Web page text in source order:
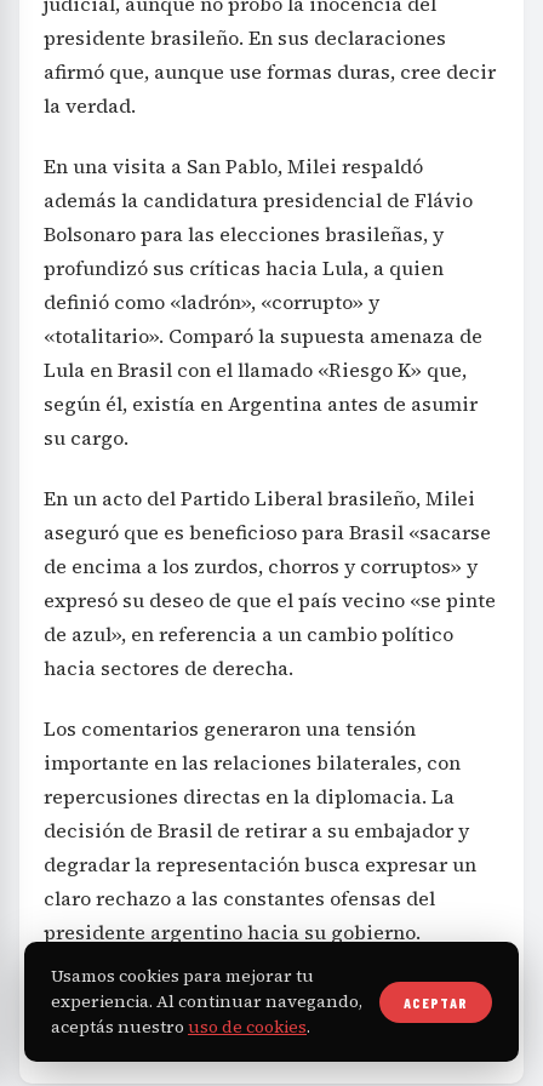
presidente brasileño. En sus declaraciones
afirmó que, aunque use formas duras, cree decir
la verdad.
En una visita a San Pablo, Milei respaldó
además la candidatura presidencial de Flávio
Bolsonaro para las elecciones brasileñas, y
profundizó sus críticas hacia Lula, a quien
definió como «ladrón», «corrupto» y
«totalitario». Comparó la supuesta amenaza de
Lula en Brasil con el llamado «Riesgo K» que,
según él, existía en Argentina antes de asumir
su cargo.
En un acto del Partido Liberal brasileño, Milei
aseguró que es beneficioso para Brasil «sacarse
de encima a los zurdos, chorros y corruptos» y
expresó su deseo de que el país vecino «se pinte
de azul», en referencia a un cambio político
hacia sectores de derecha.
Los comentarios generaron una tensión
importante en las relaciones bilaterales, con
repercusiones directas en la diplomacia. La
decisión de Brasil de retirar a su embajador y
degradar la representación busca expresar un
claro rechazo a las constantes ofensas del
presidente argentino hacia su gobierno.
TAGS Mundo Milei Lula
Usamos cookies para mejorar tu
experiencia. Al continuar navegando,
aceptás nuestro uso de cookies.
ACEPTAR